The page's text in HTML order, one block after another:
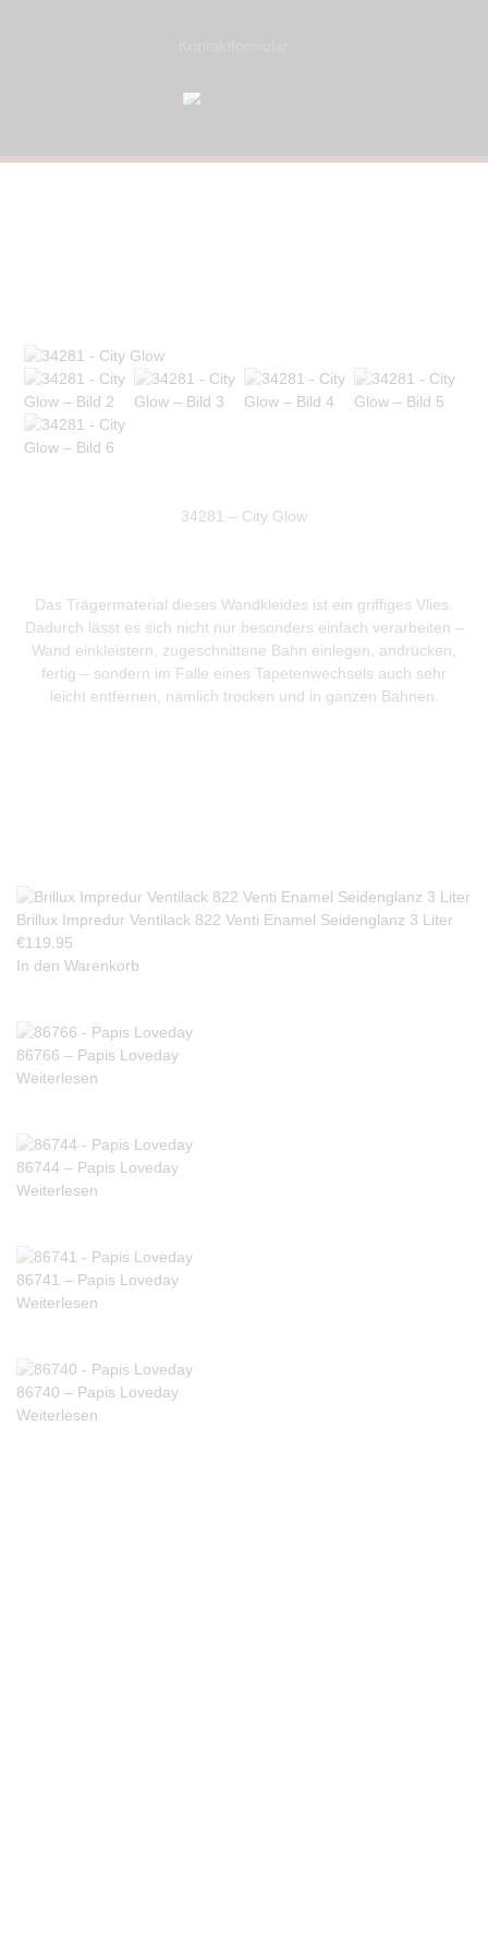
34281 – City Glow
Das Trägermaterial dieses Wandkleides ist ein griffiges Vlies.
Dadurch lässt es sich nicht nur besonders einfach verarbeiten –
Wand einkleistern, zugeschnittene Bahn einlegen, andrücken,
fertig – sondern im Falle eines Tapetenwechsels auch sehr
leicht entfernen, nämlich trocken und in ganzen Bahnen.
Brillux Impredur Ventilack 822 Venti Enamel Seidenglanz 3 Liter
€119.95
In den Warenkorb
86766 – Papis Loveday
Weiterlesen
86744 – Papis Loveday
Weiterlesen
86741 – Papis Loveday
Weiterlesen
86740 – Papis Loveday
Weiterlesen